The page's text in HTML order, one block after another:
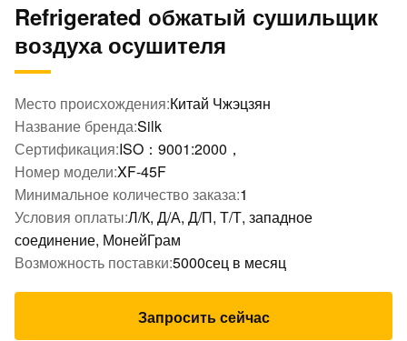
Refrigerated обжатый сушильщик
воздуха осушителя
Место происхождения:Китай Чжэцзян
Название бренда:Silk
Сертификация:ISO：9001:2000，
Номер модели:XF-45F
Минимальное количество заказа:1
Условия оплаты:Л/К, Д/А, Д/П, Т/Т, западное
соединение, МонейГрам
Возможность поставки:5000сец в месяц
Запросить сейчас